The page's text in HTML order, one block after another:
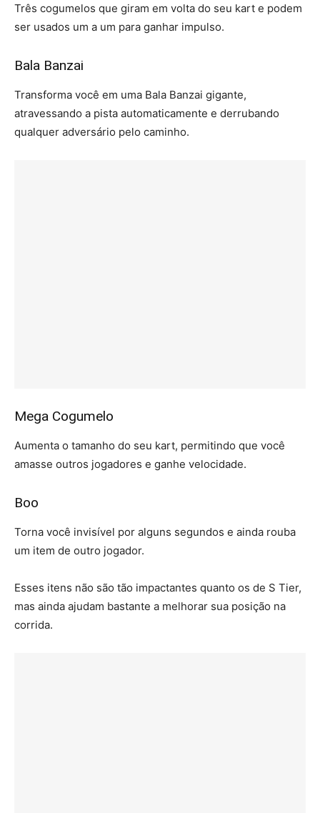
Três cogumelos que giram em volta do seu kart e podem
ser usados um a um para ganhar impulso.
Bala Banzai
Transforma você em uma Bala Banzai gigante,
atravessando a pista automaticamente e derrubando
qualquer adversário pelo caminho.
Mega Cogumelo
Aumenta o tamanho do seu kart, permitindo que você
amasse outros jogadores e ganhe velocidade.
Boo
Torna você invisível por alguns segundos e ainda rouba
um item de outro jogador.
Esses itens não são tão impactantes quanto os de S Tier,
mas ainda ajudam bastante a melhorar sua posição na
corrida.